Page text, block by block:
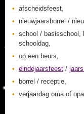
afscheidsfeest,
nieuwjaarsborrel /
school / basisschool,
schooldag,
op een beurs,
eindejaarsfeest /
borrel / receptie,
verjaardag oma of